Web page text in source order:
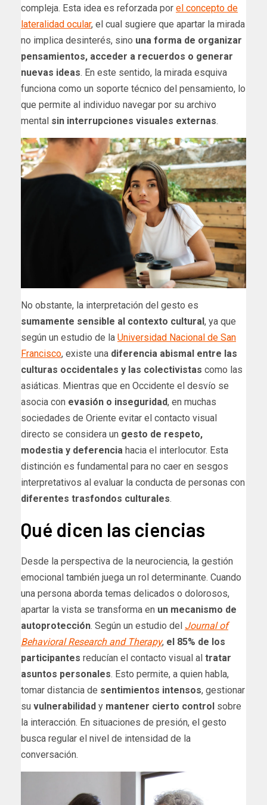
compleja. Esta idea es reforzada por el concepto de
lateralidad ocular, el cual sugiere que apartar la mirada
no implica desinterés, sino una forma de organizar
pensamientos, acceder a recuerdos o generar
nuevas ideas. En este sentido, la mirada esquiva
funciona como un soporte técnico del pensamiento, lo
que permite al individuo navegar por su archivo
mental sin interrupciones visuales externas.
No obstante, la interpretación del gesto es
sumamente sensible al contexto cultural, ya que
según un estudio de la Universidad Nacional de San
Francisco, existe una diferencia abismal entre las
culturas occidentales y las colectivistas como las
asiáticas. Mientras que en Occidente el desvío se
asocia con evasión o inseguridad, en muchas
sociedades de Oriente evitar el contacto visual
directo se considera un gesto de respeto,
modestia y deferencia hacia el interlocutor. Esta
distinción es fundamental para no caer en sesgos
interpretativos al evaluar la conducta de personas con
diferentes trasfondos culturales.
Qué dicen las ciencias
Desde la perspectiva de la neurociencia, la gestión
emocional también juega un rol determinante. Cuando
una persona aborda temas delicados o dolorosos,
apartar la vista se transforma en un mecanismo de
autoprotección. Según un estudio del Journal of
Behavioral Research and Therapy, el 85% de los
participantes reducían el contacto visual al tratar
asuntos personales. Esto permite, a quien habla,
tomar distancia de sentimientos intensos, gestionar
su vulnerabilidad y mantener cierto control sobre
la interacción. En situaciones de presión, el gesto
busca regular el nivel de intensidad de la
conversación.